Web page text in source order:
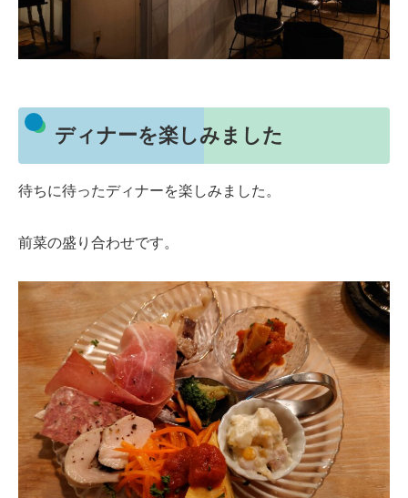
ディナーを楽しみました
待ちに待ったディナーを楽しみました。
前菜の盛り合わせです。